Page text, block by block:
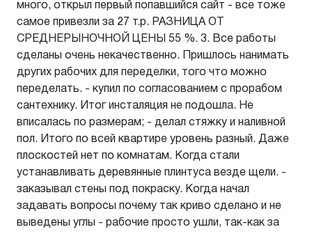
много, открыл первый попавшийся сайт - все тоже
самое привезли за 27 т.р. РАЗНИЦА ОТ
СРЕДНЕРЫНОЧНОЙ ЦЕНЫ 55 %. 3. Все работы
сделаны очень некачественно. Пришлось нанимать
других рабочих для переделки, того что можно
переделать. - купил по согласованием с прорабом
сантехнику. Итог инсталяция не подошла. Не
вписалась по размерам; - делал стяжку и наливной
пол. Итого по всей квартире уровень разный. Даже
плоскостей нет по комнатам. Когда стали
устанавливать деревянные плинтуса везде щели. -
заказывал стены под покраску. Когда начал
задавать вопросы почему так криво сделано и не
выведены углы - рабочие просто ушли, так-как за